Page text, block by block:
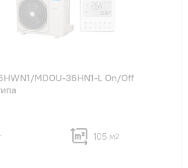
MDOU-36HN1-L On/Off
105 м2